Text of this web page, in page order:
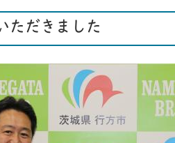
ただきました